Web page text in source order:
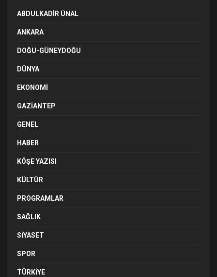
ABDULKADIR ÜNAL
ANKARA
DOĞU-GÜNEYDOĞU
DÜNYA
EKONOMI
GAZIANTEP
GENEL
HABER
KÖŞE YAZISI
KÜLTÜR
PROGRAMLAR
SAĞLIK
SIYASET
SPOR
TÜRKIYE